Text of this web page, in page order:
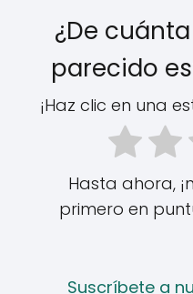
¿De
parecido
¡Haz clic en una
Hasta ahora,
primero en
Suscríbete a